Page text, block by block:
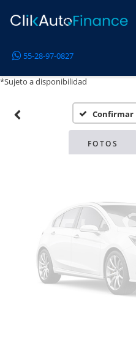
55-28-97-0827
*Sujeto a disponibilidad
Confirmar
FOTOS
Por